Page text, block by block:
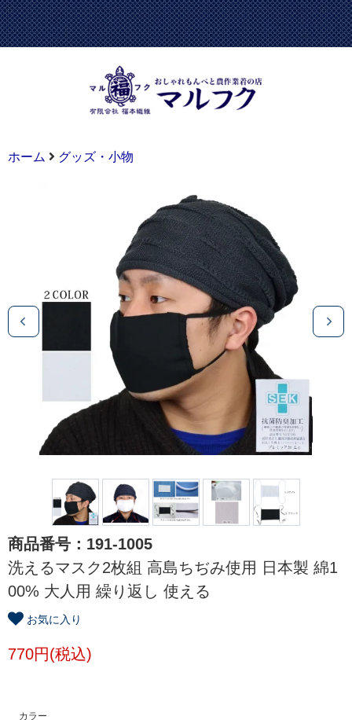
ホーム グッズ・小物
商品番号：191-1005
洗えるマスク2枚組 高島ちぢみ使用 日本製 綿1
00% 大人用 繰り返し 使える
お気に入り
770円(税込)
カラー